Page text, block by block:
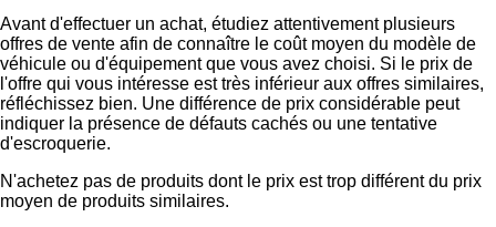
Avant d'effectuer un achat, étudiez attentivement plusieurs
offres de vente afin de connaître le coût moyen du modèle de
véhicule ou d'équipement que vous avez choisi. Si le prix de
l'offre qui vous intéresse est très inférieur aux offres similaires,
réfléchissez bien. Une différence de prix considérable peut
indiquer la présence de défauts cachés ou une tentative
d'escroquerie.
N'achetez pas de produits dont le prix est trop différent du prix
moyen de produits similaires.